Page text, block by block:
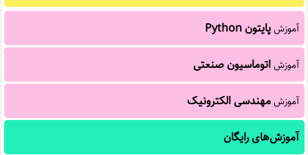
آموزشپایتون Python
آموزشاتوماسیون صنعتی
آموزشمهندسی الکترونیک
آموزش‌های رایگان